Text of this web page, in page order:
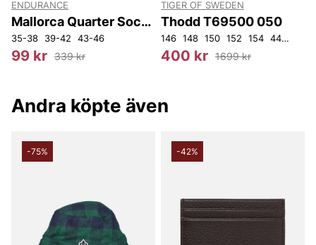
ENDURANCE
Mallorca Quarter Socks
8-Pack
35-38 39-42 43-46
99 kr 339 kr
TIGER OF SWEDEN
Thodd T69500 050
146 148 150 152 154 44 46
400 kr 1699 kr
Andra köpte även
-75% -42%